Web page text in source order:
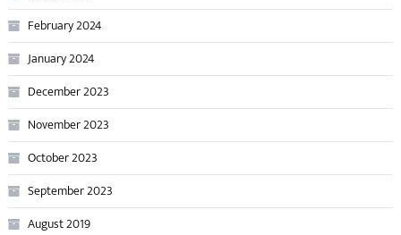
February 2024
January 2024
December 2023
November 2023
October 2023
September 2023
August 2019